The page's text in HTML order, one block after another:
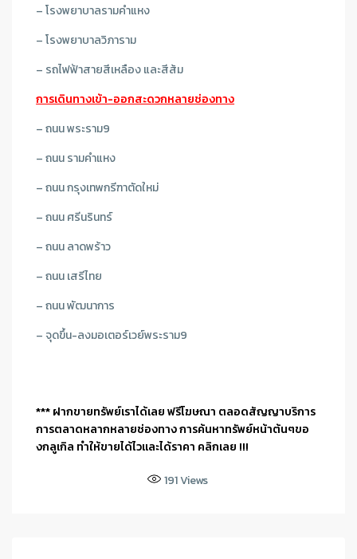
– โรงพยาบาลรามคำแหง
– โรงพยาบาลวิภาราม
– รถไฟฟ้าสายสีเหลือง และสีส้ม
การเดินทางเข้า-ออกสะดวกหลายช่องทาง
–ถนน พระราม9
– ถนน รามคำแหง
– ถนน กรุงเทพกรีฑาตัดใหม่
– ถนน ศรีนรินทร์
– ถนน ลาดพร้าว
– ถนน เสรีไทย
– ถนน พัฒนาการ
– จุดขึ้น-ลงมอเตอร์เวย์พระราม9
*** ฝากขายทรัพย์เราได้เลย ฟรีโฆษณา ตลอดสัญญาบริการ
การตลาดหลากหลายช่องทาง การค้นหาทรัพย์หน้าต้นๆขอ
งกลูเกิล ทำให้ขายได้ไวและได้ราคา คลิกเลย !!!
191Views